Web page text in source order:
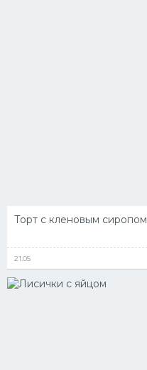
Торт с кленовым сиропом
21.05